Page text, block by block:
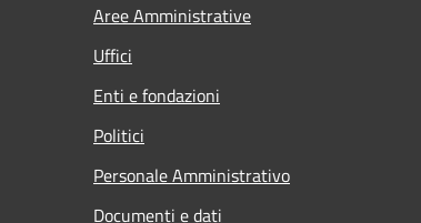
Aree Amministrative
Uffici
Enti e fondazioni
Politici
Personale Amministrativo
Documenti e dati